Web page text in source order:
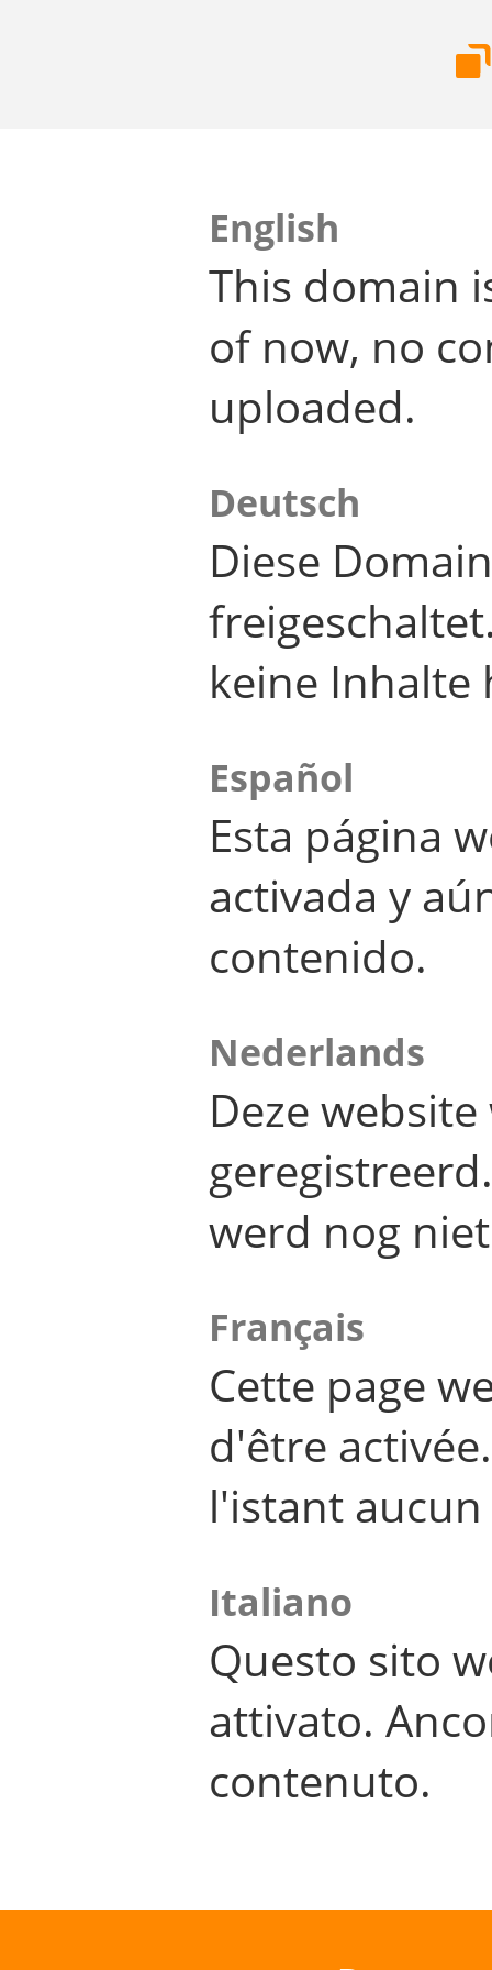
English
This domain
of now, no
uploaded.
Deutsch
Diese
keine Inhalte
Español
Esta página
activada y
contenido.
Nederlands
Deze
werd nog
Français
Cette page
d'être
l'istant
Italiano
Questo sito
attivato.
contenuto.